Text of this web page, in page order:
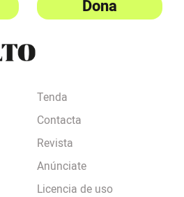
Dona
Tenda
Contacta
Revista
Anúnciate
Licencia de uso